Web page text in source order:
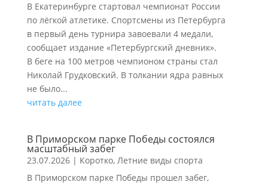
В Екатеринбурге стартовал чемпионат России
по лёгкой атлетике. Спортсмены из Петербурга
в первый день турнира завоевали 4 медали,
сообщает издание «Петербургский дневник».
В беге на 100 метров чемпионом страны стал
Николай Грудковский. В толкании ядра равных
не было...
читать далее
В Приморском парке Победы состоялся
масштабный забег
23.07.2026| Коротко, Летние виды спорта
В Приморском парке Победы прошел забег,